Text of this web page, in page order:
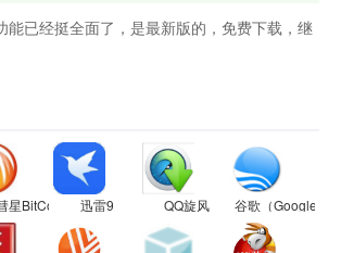
能已经挺全面了，是最新版的，免费下载，继
星BitComet 迅雷9 QQ旋风 谷歌（Google）